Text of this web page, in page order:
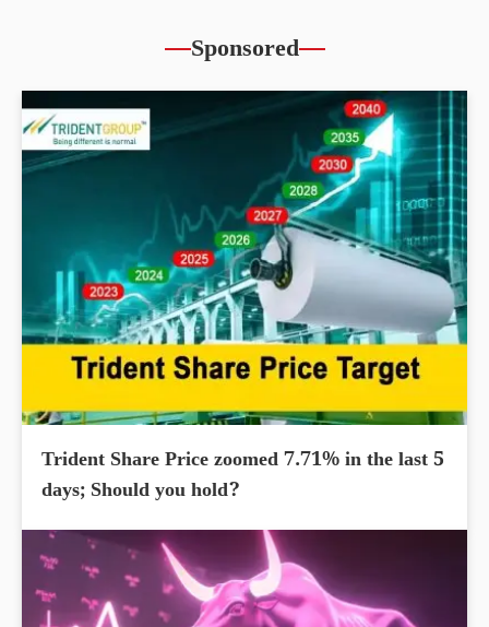
Sponsored
Trident Share Price zoomed 7.71% in the last 5
days; Should you hold?